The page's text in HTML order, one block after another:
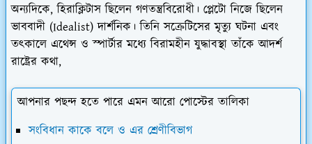
অন্যদিকে, হিরাক্লিটাস ছিলেন গণতন্ত্রবিরোধী। প্লেটো নিজে ছিলেন
ভাববাদী (Idealist) দার্শনিক। তিনি সক্রেটিসের মৃত্যু ঘটনা এবং
তৎকালে এথেন্স ও স্পার্টার মধ্যে বিরামহীন যুদ্ধাবস্থা তাঁকে আদর্শ
রাষ্ট্রের কথা,
আপনার পছন্দ হতে পারে এমন আরো পোস্টের তালিকা
সংবিধান কাকে বলে ও এর শ্রেণীবিভাগ